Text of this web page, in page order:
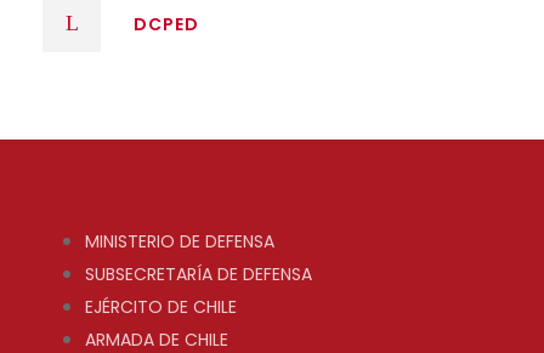
DCPED
MINISTERIO DE DEFENSA
SUBSECRETARÍA DE DEFENSA
EJÉRCITO DE CHILE
ARMADA DE CHILE